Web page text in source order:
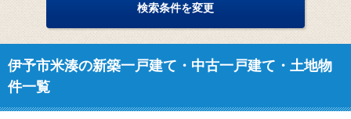
検索条件を変更
伊予市米湊の新築一戸建て・中古一戸建て・土地物
件一覧